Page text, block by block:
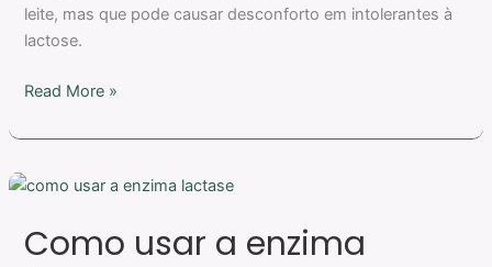
leite, mas que pode causar desconforto em intolerantes à
lactose.
Read More »
Como usar a enzima
Como
a